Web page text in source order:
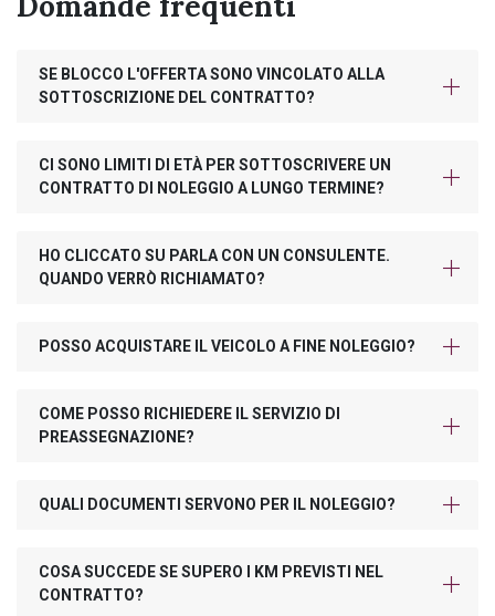
SE BLOCCO L'OFFERTA SONO VINCOLATO ALLA
SOTTOSCRIZIONE DEL CONTRATTO?
CI SONO LIMITI DI ETÀ PER SOTTOSCRIVERE UN
CONTRATTO DI NOLEGGIO A LUNGO TERMINE?
HO CLICCATO SU PARLA CON UN CONSULENTE.
QUANDO VERRÒ RICHIAMATO?
POSSO ACQUISTARE IL VEICOLO A FINE NOLEGGIO?
COME POSSO RICHIEDERE IL SERVIZIO DI
PREASSEGNAZIONE?
QUALI DOCUMENTI SERVONO PER IL NOLEGGIO?
COSA SUCCEDE SE SUPERO I KM PREVISTI NEL
CONTRATTO?